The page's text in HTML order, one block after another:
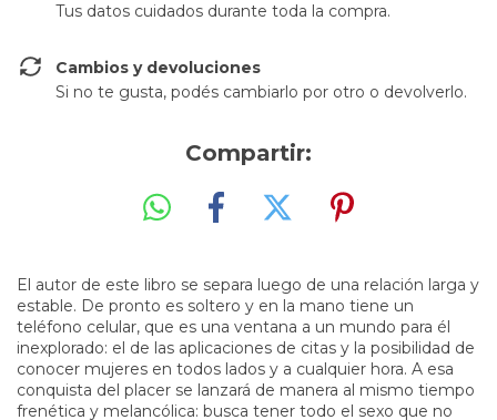
Tus datos cuidados durante toda la compra.
Cambios y devoluciones
Si no te gusta, podés cambiarlo por otro o devolverlo.
Compartir:
El autor de este libro se separa luego de una relación larga y
estable. De pronto es soltero y en la mano tiene un
teléfono celular, que es una ventana a un mundo para él
inexplorado: el de las aplicaciones de citas y la posibilidad de
conocer mujeres en todos lados y a cualquier hora. A esa
conquista del placer se lanzará de manera al mismo tiempo
frenética y melancólica: busca tener todo el sexo que no